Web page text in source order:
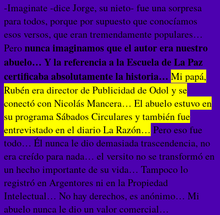
-Imaginate -dice Jorge, su nieto- fue una sorpresa
para todos, porque por supuesto que conocíamos
esos versos, que eran tremendamente populares…
Peronunca imaginamos que el autor era nuestro
abuelo… Y la referencia a la Escuela de La Paz
certificaba absolutamente la historia… Mi papá,
Rubén era director de Publicidad de Odol y se
conectó con Nicolás Mancera… El abuelo estuvo en
su programa Sábados Circulares y también fue
entrevistado en el diario La Razón… Pero eso fue
todo… Él nunca le dio demasiada trascendencia, no
era creído para nada… el versito no se transformó en
un hecho importante de su vida… Tampoco lo
registró en Argentores ni en la Propiedad
Intelectual… No hay derechos, es anónimo… Mi
abuelo nunca le dio un valor comercial…